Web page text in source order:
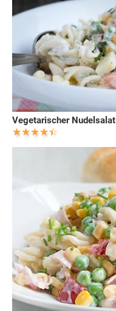
Vegetarischer Nudelsalat